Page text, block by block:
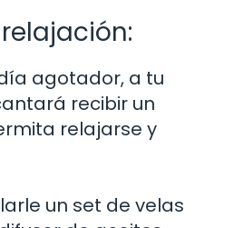
agotador, a tu
recibir un
relajarse y
un set de velas